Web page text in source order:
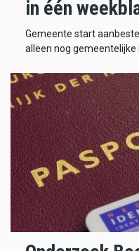
in één
Gemeente start
alleen nog